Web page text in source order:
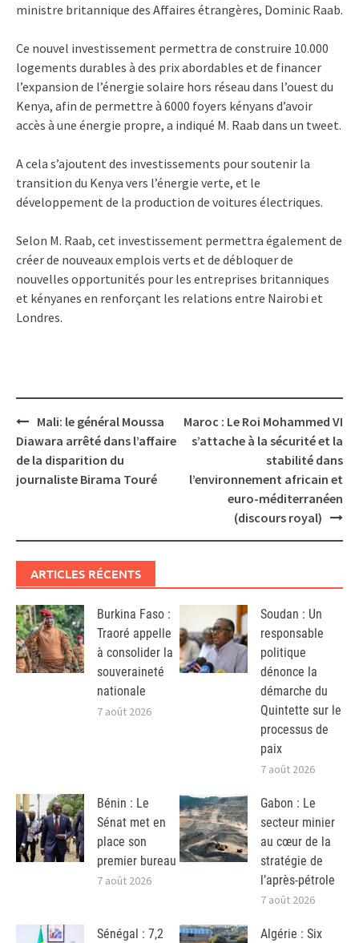
ministre britannique des Affaires étrangères, Dominic Raab.
Ce nouvel investissement permettra de construire 10.000
logements durables à des prix abordables et de financer
l’expansion de l’énergie solaire hors réseau dans l’ouest du
Kenya, afin de permettre à 6000 foyers kényans d’avoir
accès à une énergie propre, a indiqué M. Raab dans un tweet.
A cela s’ajoutent des investissements pour soutenir la
transition du Kenya vers l’énergie verte, et le
développement de la production de voitures électriques.
Selon M. Raab, cet investissement permettra également de
créer de nouveaux emplois verts et de débloquer de
nouvelles opportunités pour les entreprises britanniques
et kényanes en renforçant les relations entre Nairobi et
Londres.
Post
navigation
Mali: le général Moussa
Diawara arrêté dans l’affaire
de la disparition du
journaliste Birama Touré
Maroc : Le Roi Mohammed VI
s’attache à la sécurité et la
stabilité dans
l’environnement africain et
euro-méditerranéen
(discours royal)
ARTICLES RÉCENTS
Burkina Faso :
Traoré appelle
à consolider la
souveraineté
nationale
7 août 2026
Soudan : Un
responsable
politique
dénonce la
démarche du
Quintette sur le
processus de
paix
7 août 2026
Bénin : Le
Sénat met en
place son
premier bureau
7 août 2026
Gabon : Le
secteur minier
au cœur de la
stratégie de
l’après-pétrole
7 août 2026
Sénégal : 7,2
Algérie : Six